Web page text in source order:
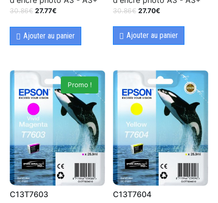
30.86€ 27.77€
Ajouter au panier
30.86€ 27.70€
Ajouter au panier
Promo !
C13T7603
C13T7604